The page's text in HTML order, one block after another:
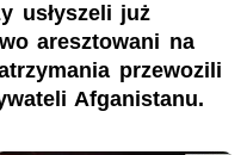
usłyszeli już
aresztowani na
przewozili
Afganistanu.